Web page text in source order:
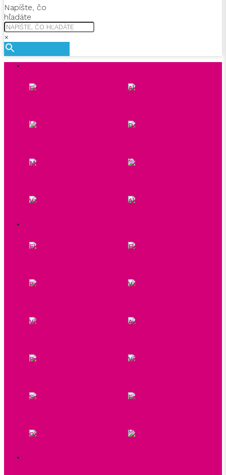
Napíšte, čo
hľadáte
×
Finálny výpredaj 30-80% Akcia 3+1 zadarmo
Produkty s končiacou
exspiráciou
Doprava zdarma
Mystery Box
Zvýhodnené produkty a
sady
Vzorky a testre Akciový tovar
EKO parfémy do prania Ekologické pranie
Parfémy do prania Vzorky do prania
Vôňe do sušičky Aviváže
Pracie prostriedky Vône do skrine
Spreje na textil Esenciálne oleje do prania
Oleje do prania
Doplnky a príslušenstvo
pre voňavé pranie